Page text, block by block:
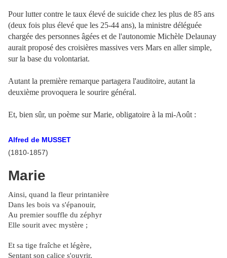
Pour lutter contre le taux élevé de suicide chez les plus de 85 ans
(deux fois plus élevé que les 25-44 ans), la ministre déléguée
chargée des personnes âgées et de l'autonomie Michèle Delaunay
aurait proposé des croisières massives vers Mars en aller simple,
sur la base du volontariat.
Autant la première remarque partagera l'auditoire, autant la
deuxième provoquera le sourire général.
Et, bien sûr, un poème sur Marie, obligatoire à la mi-Août :
Alfred de MUSSET
(1810-1857)
Marie
Ainsi, quand la fleur printanière
Dans les bois va s'épanouir,
Au premier souffle du zéphyr
Elle sourit avec mystère ;
Et sa tige fraîche et légère,
Sentant son calice s'ouvrir,